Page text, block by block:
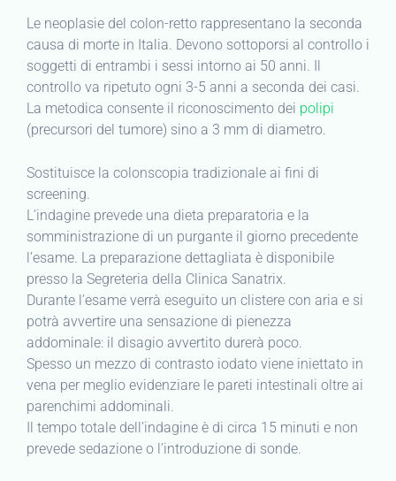
Le neoplasie del colon-retto rappresentano la seconda
causa di morte in Italia. Devono sottoporsi al controllo i
soggetti di entrambi i sessi intorno ai 50 anni. Il
controllo va ripetuto ogni 3-5 anni a seconda dei casi.
La metodica consente il riconoscimento dei polipi
(precursori del tumore) sino a 3 mm di diametro.
Sostituisce la colonscopia tradizionale ai fini di
screening.
L’indagine prevede una dieta preparatoria e la
somministrazione di un purgante il giorno precedente
l’esame. La preparazione dettagliata è disponibile
presso la Segreteria della Clinica Sanatrix.
Durante l’esame verrà eseguito un clistere con aria e si
potrà avvertire una sensazione di pienezza
addominale: il disagio avvertito durerà poco.
Spesso un mezzo di contrasto iodato viene iniettato in
vena per meglio evidenziare le pareti intestinali oltre ai
parenchimi addominali.
Il tempo totale dell’indagine è di circa 15 minuti e non
prevede sedazione o l’introduzione di sonde.